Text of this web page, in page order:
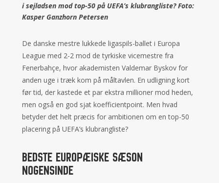
i sejladsen mod top-50 på UEFA’s klubrangliste? Foto:
Kasper Ganzhorn Petersen
De danske mestre lukkede ligaspils-ballet i Europa
League med 2-2 mod de tyrkiske vicemestre fra
Fenerbahçe, hvor akademisten Valdemar Byskov for
anden uge i træk kom på måltavlen. En udligning kort
før tid, der kastede et par ekstra millioner mod heden,
men også en god sjat koefficientpoint. Men hvad
betyder det helt præcis for ambitionen om en top-50
placering på UEFA’s klubrangliste?
Bedste europæiske sæson
nogensinde